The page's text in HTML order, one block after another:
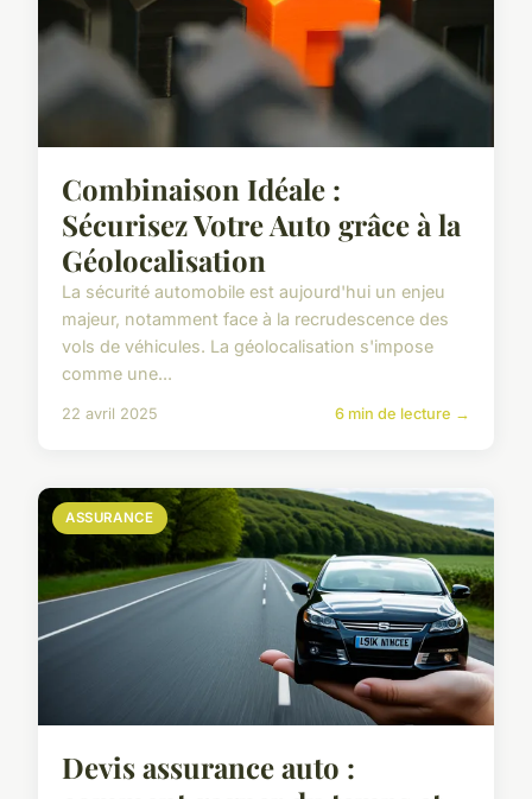
Combinaison Idéale :
Sécurisez Votre Auto grâce à la
Géolocalisation
La sécurité automobile est aujourd'hui un enjeu
majeur, notamment face à la recrudescence des
vols de véhicules. La géolocalisation s'impose
comme une...
22 avril 2025 6 min de lecture →
ASSURANCE
Devis assurance auto :